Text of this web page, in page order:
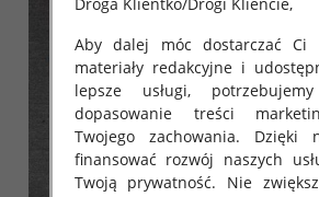
Aby dalej móc dostarczać Ci
materiały redakcyjne i
lepsze usługi,
dopasowanie treści
Twojego zachowania. Dzięki
finansować rozwój naszych
Twoją prywatność. Nie